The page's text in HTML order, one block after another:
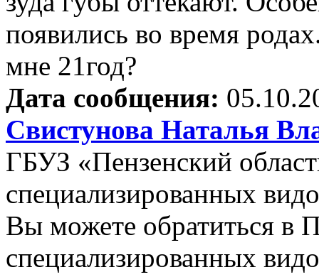
появились во время
мне 21год?
Дата сообщения:
Свистунова Наталья
ГБУЗ «Пензенский
специализированных
Вы можете обратиться в
специализированных